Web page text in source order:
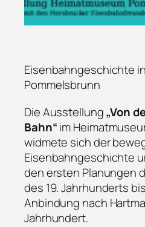
Eisenbahngeschichte
Pommelsbrunn
Die Ausstellung„Von
Bahn“im
widmete sich der
Eisenbahngeschichte
den ersten Planungen
des 19. Jahrhunderts
Anbindung nach
Jahrhundert.